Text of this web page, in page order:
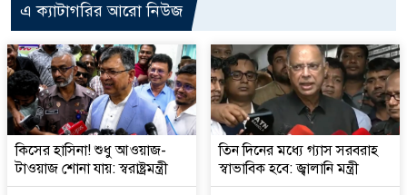
এ ক্যাটাগরির আরো নিউজ
কিসের হাসিনা! শুধু আওয়াজ-
টাওয়াজ শোনা যায়: স্বরাষ্ট্রমন্ত্রী
তিন দিনের মধ্যে গ্যাস সরবরাহ
স্বাভাবিক হবে: জ্বালানি মন্ত্রী